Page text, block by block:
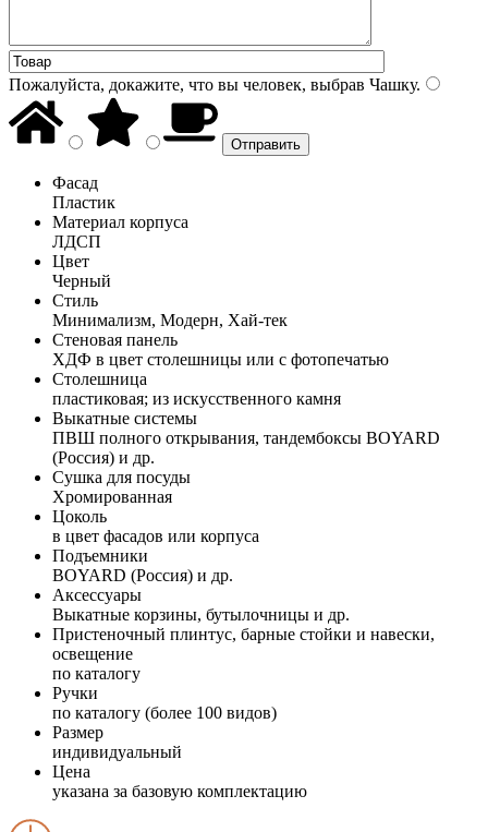
Пожалуйста, докажите, что вы человек, выбрав Чашку.
Фасад
Пластик
Материал корпуса
ЛДСП
Цвет
Черный
Стиль
Минимализм, Модерн, Хай-тек
Стеновая панель
ХДФ в цвет столешницы или с фотопечатью
Столешница
пластиковая; из искусственного камня
Выкатные системы
ПВШ полного открывания, тандембоксы BOYARD
(Россия) и др.
Сушка для посуды
Хромированная
Цоколь
в цвет фасадов или корпуса
Подъемники
BOYARD (Россия) и др.
Аксессуары
Выкатные корзины, бутылочницы и др.
Пристеночный плинтус, барные стойки и навески,
освещение
по каталогу
Ручки
по каталогу (более 100 видов)
Размер
индивидуальный
Цена
указана за базовую комплектацию